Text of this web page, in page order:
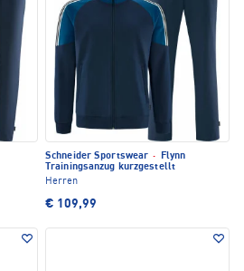
Schneider Sportswear ·
Flynn
Trainingsanzug kurzgestellt
Herren
€ 109,99